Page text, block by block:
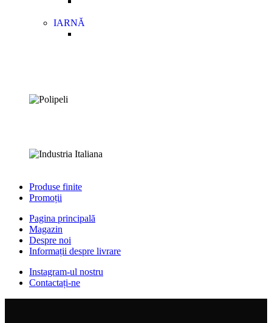
IARNĂ
Produse finite
Promoții
Pagina principală
Magazin
Despre noi
Informații despre livrare
Instagram-ul nostru
Contactați-ne